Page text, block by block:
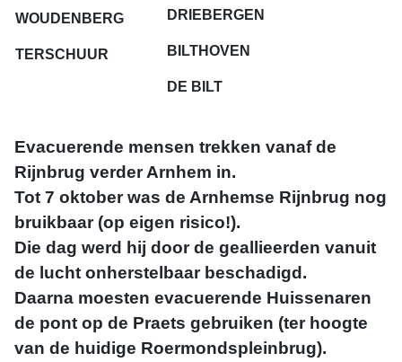
WOUDENBERG
TERSCHUUR
DRIEBERGEN
BILTHOVEN
DE BILT
Evacuerende mensen trekken vanaf de
Rijnbrug verder Arnhem in.
Tot 7 oktober was de Arnhemse Rijnbrug nog
bruikbaar (op eigen risico!).
Die dag werd hij door de geallieerden vanuit
de lucht onherstelbaar beschadigd.
Daarna moesten evacuerende Huissenaren
de pont op de Praets gebruiken (ter hoogte
van de huidige Roermondspleinbrug).